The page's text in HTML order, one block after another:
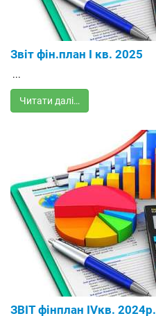
Звіт фін.план І кв. 2025
...
Читати далі…
ЗВІТ фінплан ІVкв. 2024р.